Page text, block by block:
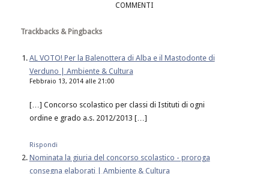
COMMENTI
Trackbacks & Pingbacks
AL VOTO! Per la Balenottera di Alba e il Mastodonte di
Verduno | Ambiente & Cultura
Febbraio 13, 2014 alle 21:00
[…] Concorso scolastico per classi di Istituti di ogni
ordine e grado a.s. 2012/2013 […]
Rispondi
Nominata la giuria del concorso scolastico - proroga
consegna elaborati | Ambiente & Cultura